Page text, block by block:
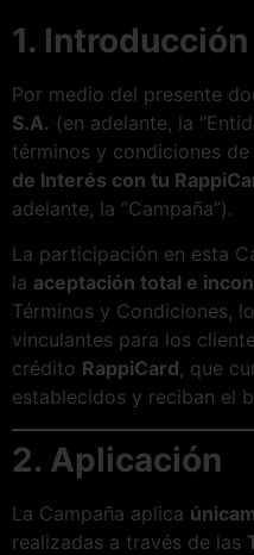
1. Introducción
Por medio del presente
S.A. (en adelante, la
términos y condiciones
de Interés con tu
adelante, la “Campaña”).
La participación en esta
la aceptación total e
Términos y Condiciones,
vinculantes para los
crédito RappiCard, que
establecidos y reciban el
2. Aplicación
La Campaña aplica
realizadas a través de las